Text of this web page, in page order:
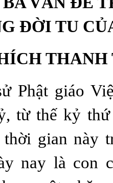
ĐỜI TU
THANH
Phật giáo
từ thế kỷ
gian này
nay là con